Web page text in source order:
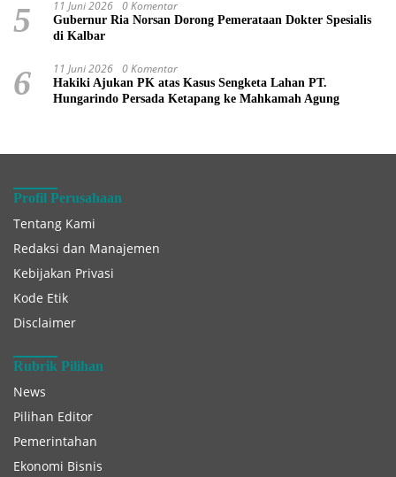
5 11 Juni 2026 0 Komentar
Gubernur Ria Norsan Dorong Pemerataan Dokter Spesialis
di Kalbar
6 11 Juni 2026 0 Komentar
Hakiki Ajukan PK atas Kasus Sengketa Lahan PT.
Hungarindo Persada Ketapang ke Mahkamah Agung
Profil Perusahaan
Tentang Kami
Redaksi dan Manajemen
Kebijakan Privasi
Kode Etik
Disclaimer
Rubrik Pilihan
News
Pilihan Editor
Pemerintahan
Ekonomi Bisnis